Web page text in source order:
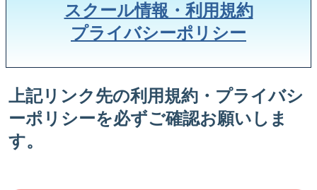
スクール情報・利用規約
プライバシーポリシー
上記リンク先の利用規約・プライバシ
ーポリシーを必ずご確認お願いしま
す。